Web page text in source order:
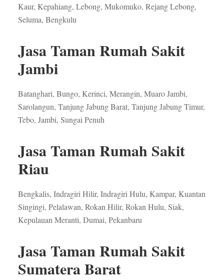
Kaur, Kepahiang, Lebong, Mukomuko, Rejang Lebong,
Seluma, Bengkulu
Jasa Taman Rumah Sakit
Jambi
Batanghari, Bungo, Kerinci, Merangin, Muaro Jambi,
Sarolangun, Tanjung Jabung Barat, Tanjung Jabung Timur,
Tebo, Jambi, Sungai Penuh
Jasa Taman Rumah Sakit
Riau
Bengkalis, Indragiri Hilir, Indragiri Hulu, Kampar, Kuantan
Singingi, Pelalawan, Rokan Hilir, Rokan Hulu, Siak,
Kepulauan Meranti, Dumai, Pekanbaru
Jasa Taman Rumah Sakit
Sumatera Barat